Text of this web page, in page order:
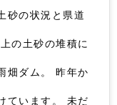
砂の状況と県道
の土砂の堆積に
畑ダム。 昨年か
ています。 未だ